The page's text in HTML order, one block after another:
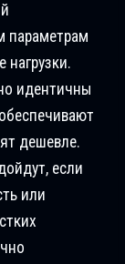
параметрам
нагрузки.
идентичны
дешевле.
если
или